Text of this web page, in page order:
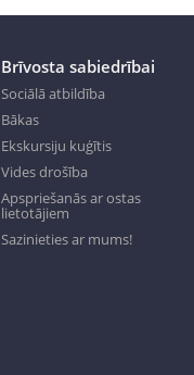
Brīvosta sabiedrībai
Sociālā atbildība
Bākas
Ekskursiju kuģītis
Vides drošība
Apspriešanās ar ostas
lietotājiem
Sazinieties ar mums!